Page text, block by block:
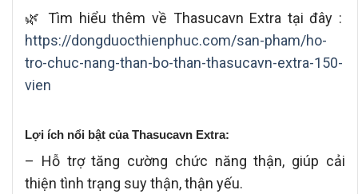
🌿 Tìm hiểu thêm về Thasucavn Extra tại đây :
https://dongduocthienphuc.com/san-pham/ho-
tro-chuc-nang-than-bo-than-thasucavn-extra-150-
vien
Lợi ích nổi bật của Thasucavn Extra:
– Hỗ trợ tăng cường chức năng thận, giúp cải
thiện tình trạng suy thận, thận yếu.